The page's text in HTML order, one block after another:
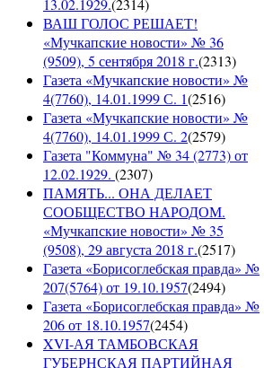
13.02.1929.(2314)
ВАШ ГОЛОС РЕШАЕТ!
«Мучкапские новости» № 36
(9509), 5 сентября 2018 г.(2313)
Газета «Мучкапские новости» №
4(7760), 14.01.1999 С. 1(2516)
Газета «Мучкапские новости» №
4(7760), 14.01.1999 С. 2(2579)
Газета "Коммуна" № 34 (2773) от
12.02.1929. (2307)
ПАМЯТЬ... ОНА ДЕЛАЕТ
СООБЩЕСТВО НАРОДОМ.
«Мучкапские новости» № 35
(9508), 29 августа 2018 г.(2517)
Газета «Борисоглебская правда» №
207(5764) от 19.10.1957(2494)
Газета «Борисоглебская правда» №
206 от 18.10.1957(2454)
XVI-АЯ ТАМБОВСКАЯ
ГУБЕРНСКАЯ ПАРТИЙНАЯ